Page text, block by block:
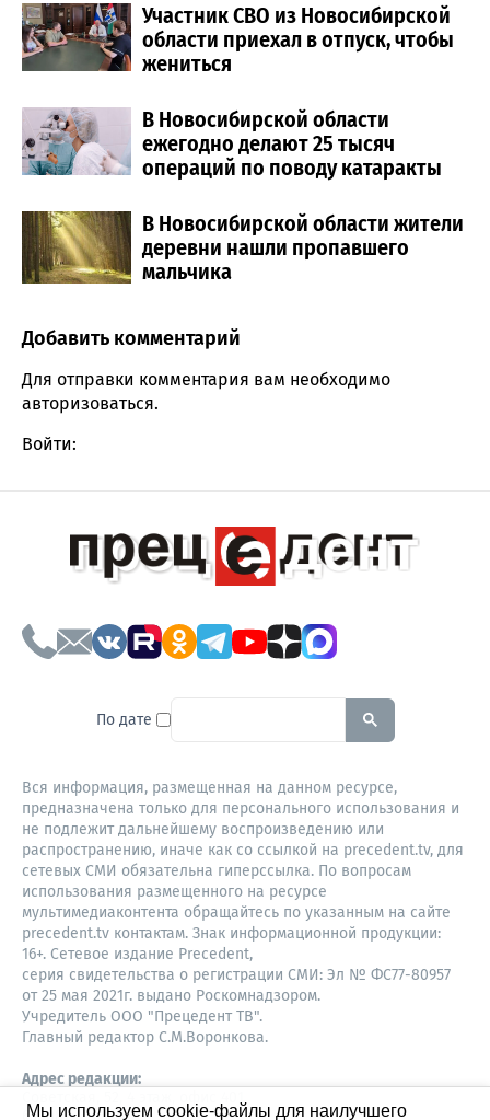
Участник СВО из Новосибирской
области приехал в отпуск, чтобы
жениться
В Новосибирской области
ежегодно делают 25 тысяч
операций по поводу катаракты
В Новосибирской области жители
деревни нашли пропавшего
мальчика
Comment section
Добавить комментарий
Для отправки комментария вам необходимо
авторизоваться.
Войти:
По дате To search this site, enter a
Вся информация, размещенная на данном ресурсе,
предназначена только для персонального использования и
не подлежит дальнейшему воспроизведению или
распространению, иначе как со ссылкой на precedent.tv, для
сетевых СМИ обязательна гиперссылка. По вопросам
использования размещенного на ресурсе
мультимедиаконтента обращайтесь по указанным на сайте
precedent.tv контактам. Знак информационной продукции:
16+. Сетевое издание Precedent,
серия свидетельства о регистрации СМИ: Эл № ФС77-80957
от 25 мая 2021г. выдано Роскомнадзором.
Учредитель ООО "Прецедент ТВ".
Главный редактор С.М.Воронкова.
Адрес редакции:
Мы используем cookie-файлы для наилучшего